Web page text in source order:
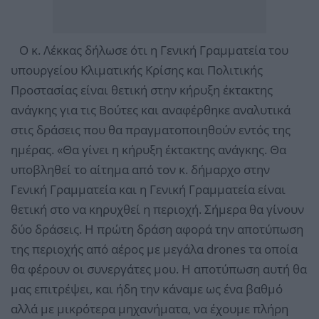
Ο κ. Λέκκας δήλωσε ότι η Γενική Γραμματεία του
υπουργείου Κλιματικής Κρίσης και Πολιτικής
Προστασίας είναι θετική στην κήρυξη έκτακτης
ανάγκης για τις Βούτες και αναφέρθηκε αναλυτικά
στις δράσεις που θα πραγματοποιηθούν εντός της
ημέρας. «Θα γίνει η κήρυξη έκτακτης ανάγκης. Θα
υποβληθεί το αίτημα από τον κ. δήμαρχο στην
Γενική Γραμματεία και η Γενική Γραμματεία είναι
θετική στο να κηρυχθεί η περιοχή. Σήμερα θα γίνουν
δύο δράσεις. Η πρώτη δράση αφορά την αποτύπωση
της περιοχής από αέρος με μεγάλα drones τα οποία
θα φέρουν οι συνεργάτες μου. Η αποτύπωση αυτή θα
μας επιτρέψει, και ήδη την κάναμε ως ένα βαθμό
αλλά με μικρότερα μηχανήματα, να έχουμε πλήρη